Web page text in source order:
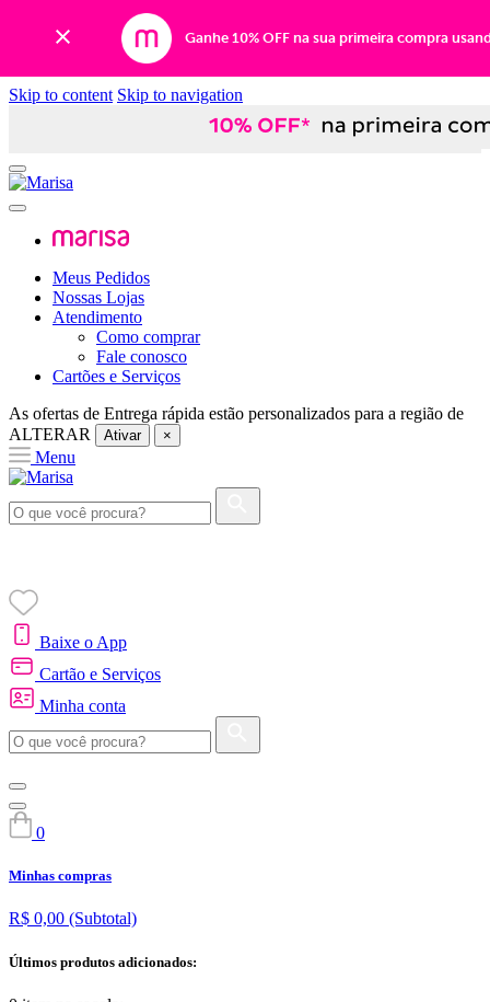
Ganhe 10% OFF na sua primeira compra
Skip to content Skip to navigation
Meus Pedidos
Nossas Lojas
Atendimento
Como comprar
Fale conosco
Cartões e Serviços
As ofertas de Entrega rápida estão personalizados para a região de
ALTERAR
Ativar ×
Menu
Baixe o App
Cartão e Serviços
Minha conta
0
Minhas compras
R$ 0,00 (Subtotal)
Últimos produtos adicionados: